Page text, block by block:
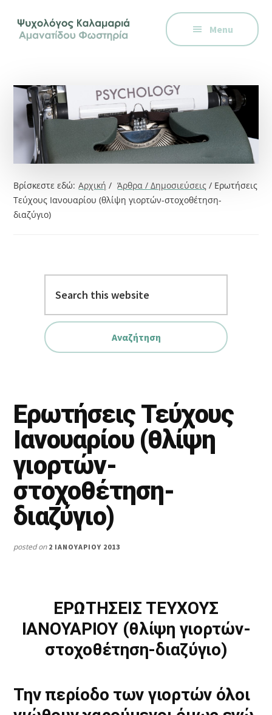
primary
footer
menu
Ψυχολόγος
στην
ειδικός
στη
Γνωστική
Συμπεριφορική
Θεραπεία.
μέσω
Skype,
Menu
Βρίσκεστε εδώ: Αρχική / Άρθρα / Δημοσιεύσεις / Ερωτήσεις
Τεύχους Ιανουαρίου (θλίψη γιορτών-στοχοθέτηση-
διαζύγιο)
website
Ερωτήσεις Τεύχους
Ιανουαρίου (θλίψη
γιορτών-
στοχοθέτηση-
διαζύγιο)
posted on 2 ΙΑΝΟΥΑΡΊΟΥ 2013
ΕΡΩΤΗΣΕΙΣ ΤΕΥΧΟΥΣ
ΙΑΝΟΥΑΡΙΟΥ (θλίψη γιορτών-
στοχοθέτηση-διαζύγιο)
Την περίοδο των γιορτών όλοι